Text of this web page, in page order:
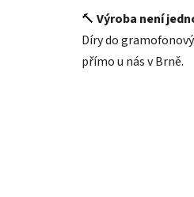
🔨 Výroba není
Díry do
přímo u nás v Brně.